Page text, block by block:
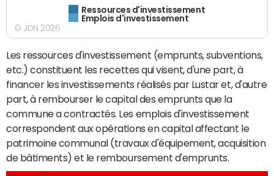
Ressources d'investissement
Emplois d'investissement
© JDN 2026
Les ressources d'investissement (emprunts, subventions,
etc.) constituent les recettes qui visent, d'une part, à
financer les investissements réalisés par Lustar et, d'autre
part, à rembourser le capital des emprunts que la
commune a contractés. Les emplois d'investissement
correspondent aux opérations en capital affectant le
patrimoine communal (travaux d'équipement, acquisition
de bâtiments) et le remboursement d'emprunts.